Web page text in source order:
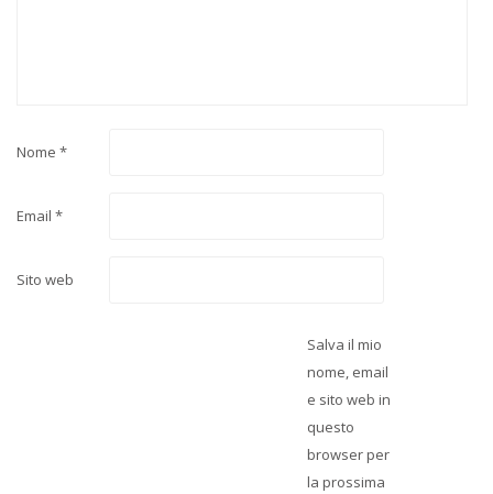
Nome *
Email *
Sito web
Salva il mio
nome, email
e sito web in
questo
browser per
la prossima